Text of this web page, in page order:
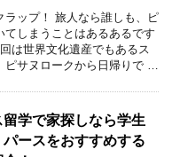
ラップ！ 旅人なら誰しも、ピ
てしまうことはあるあるです
は世界文化遺産でもあるス
ピサヌロークから日帰りで …
留学で家探しなら学生
ースをおすすめする